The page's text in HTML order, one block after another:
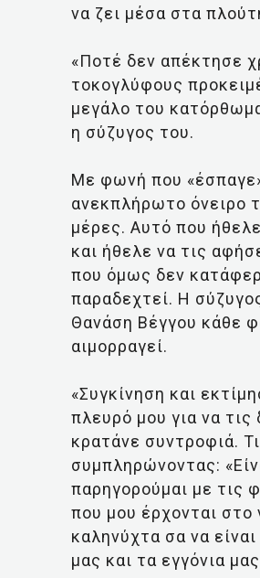
να ζει μέσα στα
«Ποτέ δεν απέκτησε
τοκογλύφους
μεγάλο του
η σύζυγος του.
Με φωνή που
ανεκπλήρωτο όνειρο
μέρες. Αυτό που
και ήθελε να τις
που όμως δεν
παραδεχτεί. Η
Θανάση Βέγγου κάθε
αιμορραγεί.
«Συγκίνηση και
πλευρό μου για να τις
κρατάνε συντροφιά.
συμπληρώνοντας:
παρηγορούμαι με τις
που μου έρχονται
καληνύχτα σα να
μας και τα εγγόνια